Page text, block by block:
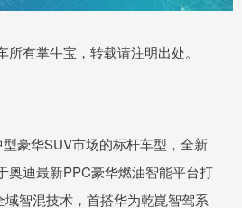
有掌牛宝，转载请注明出处。
豪华SUV市场的标杆车型，全新
奥迪最新PPC豪华燃油智能平台打
智混技术，首搭华为乾崑智驾系